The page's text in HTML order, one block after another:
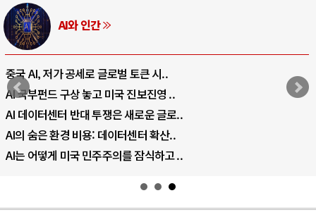
AI와 인간
중국 AI, 저가 공세로 글로벌 토큰 시..
AI 국부펀드 구상 놓고 미국 진보진영 ..
AI 데이터센터 반대 투쟁은 새로운 글로..
AI의 숨은 환경 비용: 데이터센터 확산..
AI는 어떻게 미국 민주주의를 잠식하고 ..